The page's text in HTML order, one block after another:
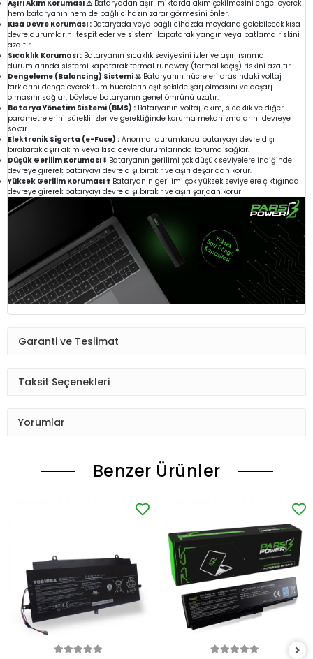
Aşırı Akım Koruması ⚠️Bataryadan aşırı miktarda akım çekilmesini engelleyerek
hem bataryanın hem de bağlı cihazın zarar görmesini önler.
Kısa Devre Koruması : Bataryada veya bağlı cihazda meydana gelebilecek kısa
devre durumlarını tespit eder ve sistemi kapatarak yangın veya patlama riskini
azaltır.
Sıcaklık Koruması : Bataryanın sıcaklık seviyesini izler ve aşırı ısınma
durumlarında sistemi kapatarak termal runaway (termal kaçış) riskini azaltır.
Dengeleme (Balancing) Sistemi ⚖️ Bataryanın hücreleri arasındaki voltaj
farklarını dengeleyerek tüm hücrelerin eşit şekilde şarj olmasını ve deşarj
olmasını sağlar, böylece bataryanın genel ömrünü uzatır.
Batarya Yönetim Sistemi (BMS) : Bataryanın voltaj, akım, sıcaklık ve diğer
parametrelerini sürekli izler ve gerektiğinde koruma mekanizmalarını devreye
sokar.
Elektronik Sigorta (e-Fuse) : Anormal durumlarda bataryayı devre dışı
bırakarak aşırı akım veya kısa devre durumlarında koruma sağlar.
Düşük Gerilim Koruması ⬇️ Bataryanın gerilimi çok düşük seviyelere indiğinde
devreye girerek bataryayı devre dışı bırakır ve aşırı deşarjdan korur.
Yüksek Gerilim Koruması ⬆️ Bataryanın gerilimi çok yüksek seviyelere çıktığında
devreye girerek bataryayı devre dışı bırakır ve aşırı şarjdan korur
Garanti ve Teslimat
Taksit Seçenekleri
Yorumlar
Benzer Ürünler